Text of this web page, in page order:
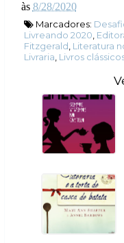
às 8/28/2020
Marcadores:
Livreando 2020
Fitzgerald Literatura
Livraria Livros